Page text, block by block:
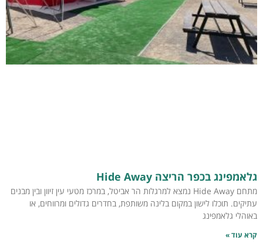
גלאמפינג בכפר הריצה Hide Away
מתחם Hide Away נמצא למרגלות הר אביטל, במרכז מטעי עין זיוון ובין מבנים
עתיקים. תוכלו לישון במקום בלינה משותפת, בחדרים גדולים ומרווחים, או
באוהלי גלאמפינג
קרא עוד »